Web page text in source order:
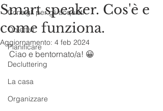
Consigli per gli acquisti
Obiettivi
Pianificare
Decluttering
La casa
Organizzare
Smart speaker. Cos'è e
come funziona.
Aggiornamento: 4 feb 2024
Ciao e bentornato/a! 😀